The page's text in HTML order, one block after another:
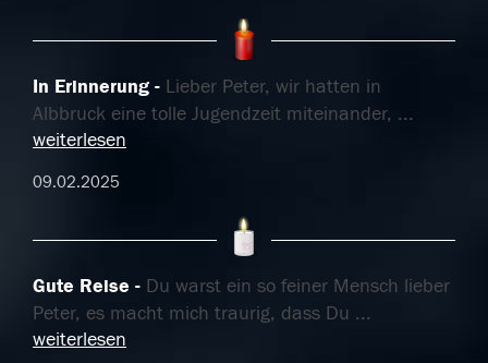
In Erinnerung
Lieber Peter, wir hatten in
Albbruck eine tolle Jugendzeit miteinander, ...
weiterlesen
09.02.2025
Gute Reise
Du warst ein so feiner Mensch lieber
Peter, es macht mich traurig, dass Du ...
weiterlesen